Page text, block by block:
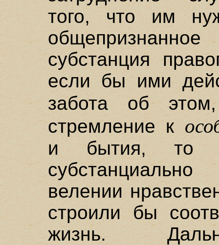
того, что им
субстанция
если бы ими
забота об
стремление к
и бытия, то
велении
строили бы
жизнь.